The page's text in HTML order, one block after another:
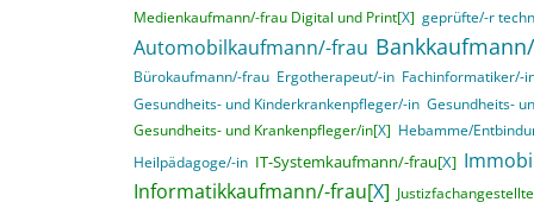
Medienkaufmann/-frau Digital und Print[X] geprüfte/-r
Automobilkaufmann/-frau
Bürokaufmann/-frau Ergotherapeut/-in Fachinformatiker/-
Gesundheits- und Kinderkrankenpfleger/-in Gesundheits-
Gesundheits- und Krankenpfleger/in[X] Hebamme/
Heilpädagoge/-in IT-Systemkaufmann/-frau[X]
Informatikkaufmann/-frau[X]